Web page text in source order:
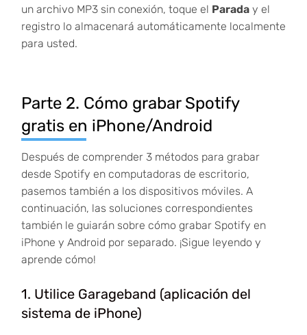
un archivo MP3 sin conexión, toque el Paraday el
registro lo almacenará automáticamente localmente
para usted.
Parte 2. Cómo grabar Spotify
gratis en iPhone/Android
Después de comprender 3 métodos para grabar
desde Spotify en computadoras de escritorio,
pasemos también a los dispositivos móviles. A
continuación, las soluciones correspondientes
también le guiarán sobre cómo grabar Spotify en
iPhone y Android por separado. ¡Sigue leyendo y
aprende cómo!
1. Utilice Garageband (aplicación del
sistema de iPhone)